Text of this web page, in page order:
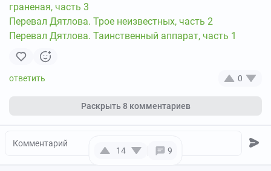
14 9
граненая, часть 3
Перевал Дятлова. Трое неизвестных, часть 2
Перевал Дятлова. Таинственный аппарат, часть 1
0
Раскрыть8 комментариев